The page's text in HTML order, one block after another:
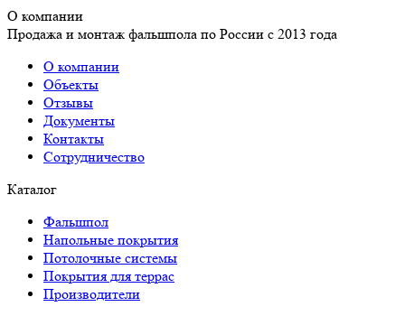
О компании
Продажа и монтаж фальшпола по России с 2013 года
О компании
Объекты
Отзывы
Документы
Контакты
Сотрудничество
Каталог
Фальшпол
Напольные покрытия
Потолочные системы
Покрытия для террас
Производители